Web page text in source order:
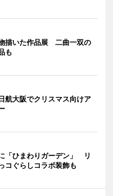
描いた作品展 二曲一双の
も
航大阪でクリスマス向けア
「ひまわりガーデン」 リ
コぐらしコラボ装飾も